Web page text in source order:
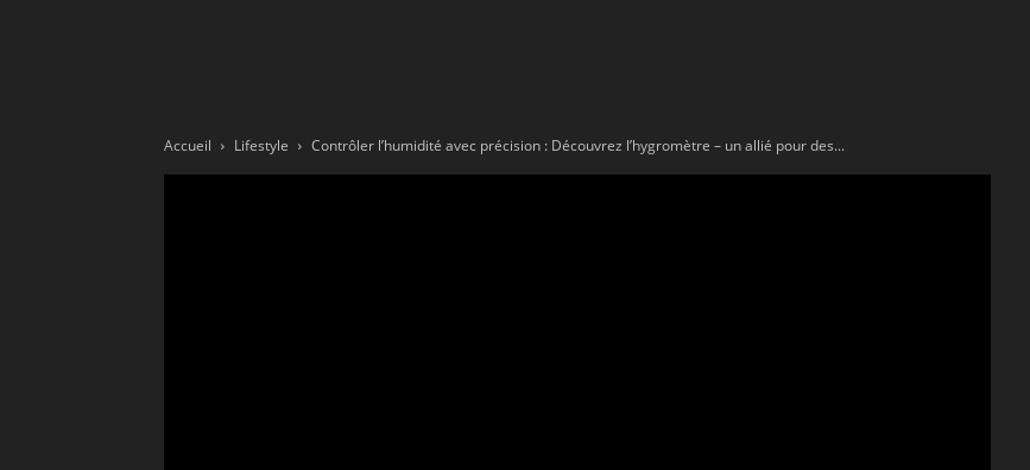
par
Accueil Lifestyle Contrôler l’humidité avec précision : Découvrez l’hygromètre – un allié pour des...